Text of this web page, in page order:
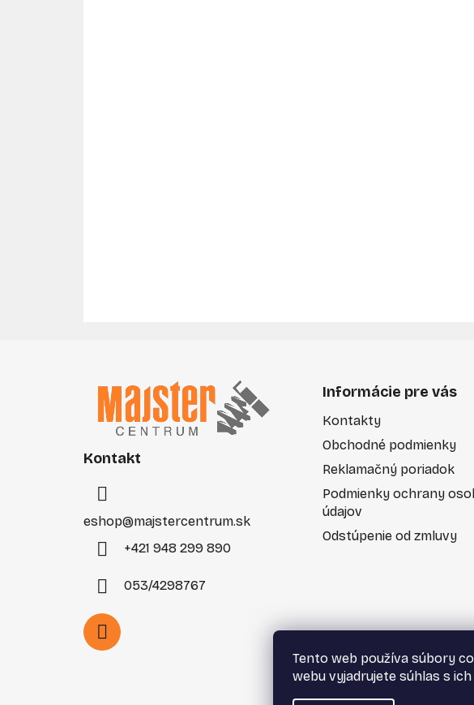
Tento web používa súbory
webu vyjadrujete súhlas s
Kontakt
eshop@majstercentrum.sk
+421 948 299 890
053/4298767
Informácie pre vás
Kontakty
Obchodné podmienky
Reklamačný poriadok
Podmienky ochrany
údajov
Odstúpenie od zmluvy